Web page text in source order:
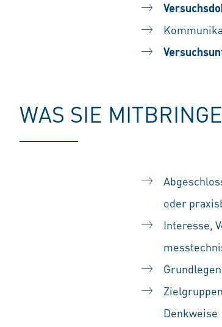
WAS SIE
oder
Interesse,
Denkweise